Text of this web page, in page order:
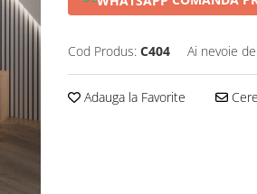
Cod Produs: C404 Ai nevoie
Adauga la Favorite